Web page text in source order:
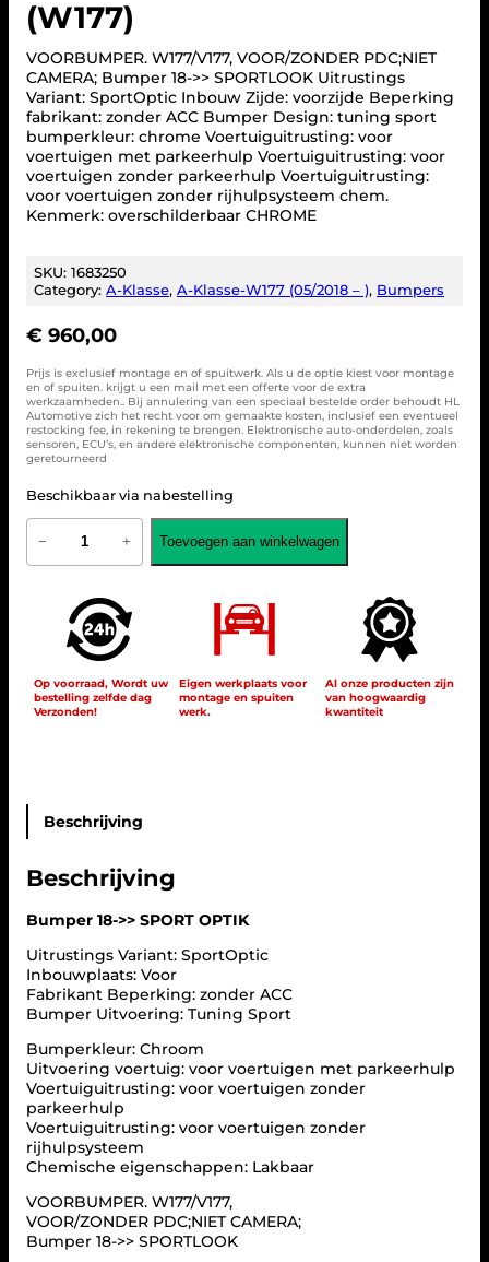
(W177)
VOORBUMPER. W177/V177, VOOR/ZONDER PDC;NIET
CAMERA; Bumper 18->> SPORTLOOK Uitrustings
Variant: SportOptic Inbouw Zijde: voorzijde Beperking
fabrikant: zonder ACC Bumper Design: tuning sport
bumperkleur: chrome Voertuiguitrusting: voor
voertuigen met parkeerhulp Voertuiguitrusting: voor
voertuigen zonder parkeerhulp Voertuiguitrusting:
voor voertuigen zonder rijhulpsysteem chem.
Kenmerk: overschilderbaar CHROME
SKU: 1683250
Category:A-Klasse, A-Klasse-W177 (05/2018 – ), Bumpers
€ 960,00
Prijs is exclusief montage en of spuitwerk. Als u de optie kiest voor montage
en of spuiten. krijgt u een mail met een offerte voor de extra
werkzaamheden.. Bij annulering van een speciaal bestelde order behoudt HL
Automotive zich het recht voor om gemaakte kosten, inclusief een eventueel
restocking fee, in rekening te brengen. Elektronische auto-onderdelen, zoals
sensoren, ECU’s, en andere elektronische componenten, kunnen niet worden
geretourneerd
Beschikbaar via nabestelling
B
m
S
P
P
I
–
E
C
E
D
E
-
B
E
N
Z
A
-
C
L
A
− + Toevoegen aan winkelwagen
Op voorraad, Wordt uw
bestelling zelfde dag
Verzonden!
Eigen werkplaats voor
montage en spuiten
werk.
Al onze producten zijn
van hoogwaardig
kwantiteit
Beschrijving
Beschrijving
Bumper 18->> SPORT OPTIK
Uitrustings Variant: SportOptic
Inbouwplaats: Voor
Fabrikant Beperking: zonder ACC
Bumper Uitvoering: Tuning Sport
Bumperkleur: Chroom
Uitvoering voertuig: voor voertuigen met parkeerhulp
Voertuiguitrusting: voor voertuigen zonder
parkeerhulp
Voertuiguitrusting: voor voertuigen zonder
rijhulpsysteem
Chemische eigenschappen: Lakbaar
VOORBUMPER. W177/V177,
VOOR/ZONDER PDC;NIET CAMERA;
Bumper 18->> SPORTLOOK